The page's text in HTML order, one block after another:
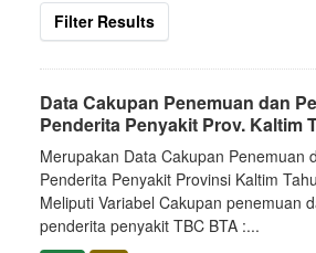
Filter Results
Data Cakupan Penemuan dan
Penderita Penyakit Prov. Kaltim
Merupakan Data Cakupan Penemuan
Penderita Penyakit Provinsi Kaltim
Meliputi Variabel Cakupan penemuan
penderita penyakit TBC BTA :...